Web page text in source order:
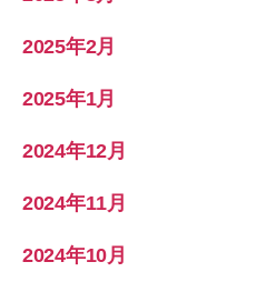
2025年2月
2025年1月
2024年12月
2024年11月
2024年10月